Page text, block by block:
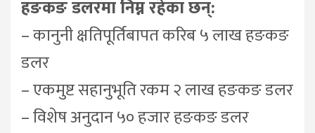
हङकङ डलरमा निम्न रहेका छन्:
– कानुनी क्षतिपूर्तिबापत करिब ५ लाख हङकङ
डलर
– एकमुष्ट सहानुभूति रकम २ लाख हङकङ डलर
– विशेष अनुदान ५० हजार हङकङ डलर